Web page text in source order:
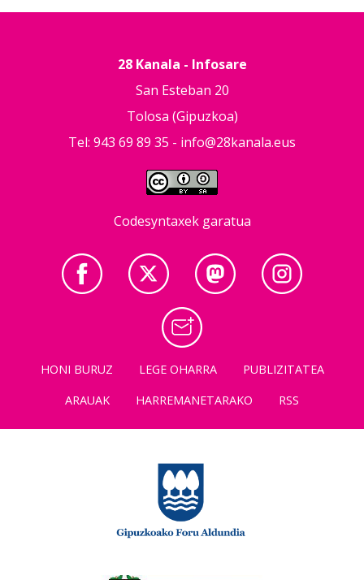
28 Kanala - Infosare
San Esteban 20
Tolosa (Gipuzkoa)
Tel: 943 69 89 35 - info@28kanala.eus
Codesyntaxek garatua
HONI BURUZ LEGE OHARRA
PUBLIZITATEA
ARAUAK
HARREMANETARAKO RSS